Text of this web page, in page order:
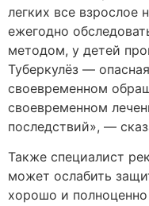
легких все взрослое
ежегодно
методом, у детей
Туберкулёз —
своевременном
своевременном
последствий», —
Также специалист
может ослабить
хорошо и полноценно